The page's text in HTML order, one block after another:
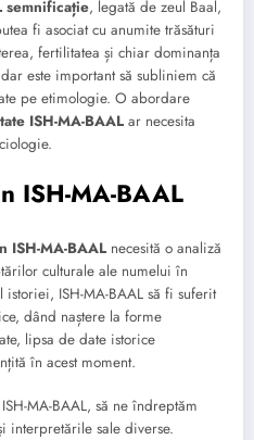
semnificație, legată de zeul Baal,
fi asociat cu anumite trăsături
fertilitatea și chiar dominanța
este important să subliniem că
pe etimologie. O abordare
ISH-MA-BAAL ar necesita
ISH-MA-BAAL
ISH-MA-BAAL necesită o analiză
culturale ale numelui în
ISH-MA-BAAL să fi suferit
dând naștere la forme
lipsa de date istorice
în acest moment.
MA-BAAL, să ne îndreptăm
interpretările sale diverse.